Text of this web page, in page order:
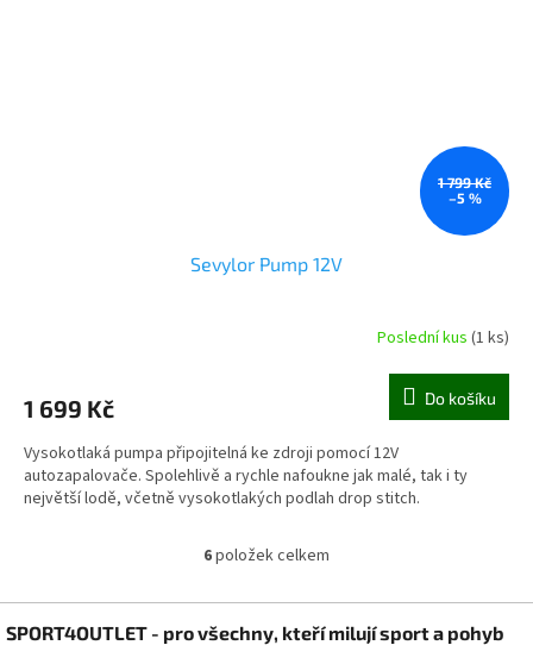
1 799 Kč
–5 %
Sevylor Pump 12V
Poslední kus (1 ks)
1 699 Kč Do košíku
Vysokotlaká pumpa připojitelná ke zdroji pomocí 12V
autozapalovače. Spolehlivě a rychle nafoukne jak malé, tak i ty
největší lodě, včetně vysokotlakých podlah drop stitch.
O
l
á
6položek celkem
áSPORT4OUTLET - pro všechny, kteří milují sport a pohyb